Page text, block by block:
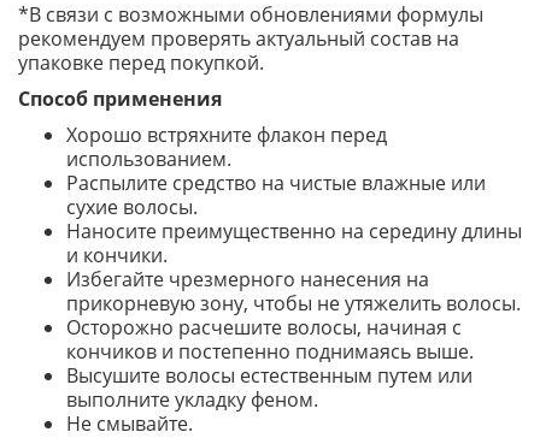
*В связи с возможными обновлениями формулы
рекомендуем проверять актуальный состав на
упаковке перед покупкой.
Способ применения
Хорошо встряхните флакон перед
использованием.
Распылите средство на чистые влажные или
сухие волосы.
Наносите преимущественно на середину длины
и кончики.
Избегайте чрезмерного нанесения на
прикорневую зону, чтобы не утяжелить волосы.
Осторожно расчешите волосы, начиная с
кончиков и постепенно поднимаясь выше.
Высушите волосы естественным путем или
выполните укладку феном.
Не смывайте.